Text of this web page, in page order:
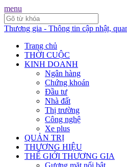
menu
Thương gia - Thông tin cập nhật,
Trang chủ
THỜI CUỘC
KINH DOANH
Ngân hàng
Chứng khoán
Đầu tư
Nhà đất
Thị trường
Công nghệ
Xe plus
QUẢN TRỊ
THƯƠNG HIỆU
THẾ GIỚI THƯƠNG GIA
Gương mặt nổi bật